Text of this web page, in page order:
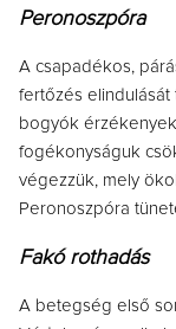
Peronoszpóra
A csapadékos,
fertőzés elindulását
bogyók
fogékonyságuk
végezzük, mely
Peronoszpóra
Fakó rothadás
A betegség első